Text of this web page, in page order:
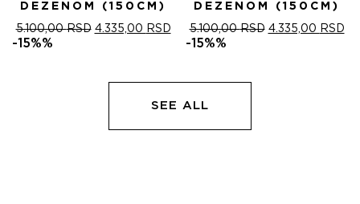
DEZENOM (150CM)
5.100,00RSD ОРИГИНАЛНА
5.100,00 RSD.
4.335,00 RSDТРЕНУТНА
ЦЕНА
-15%%
DEZENOM (150CM)
5.100,00RSD ОРИГИНАЛНА
4.335,00 RSD
-15%%
SEE ALL